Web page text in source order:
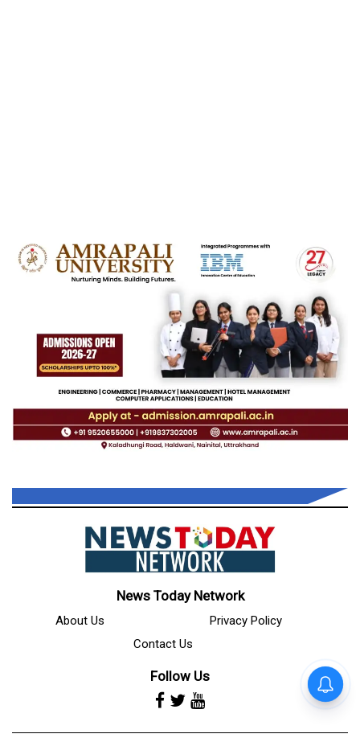
News Today Network
About Us
Privacy Policy
Contact Us
Follow Us